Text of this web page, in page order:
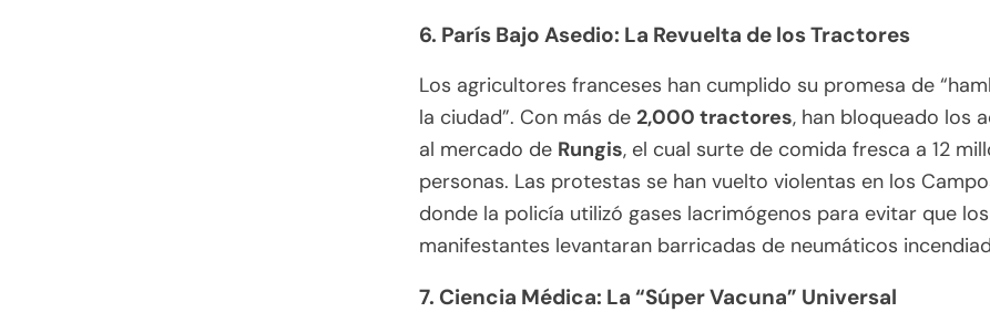
6. París Bajo Asedio: La Revuelta de los Tractores
Los agricultores franceses han cumplido su promesa de
la ciudad”. Con más de 2,000 tractores, han bloqueado los
al mercado de Rungis, el cual surte de comida fresca a 12
personas. Las protestas se han vuelto violentas en los
donde la policía utilizó gases lacrimógenos para evitar que los
manifestantes levantaran barricadas de neumáticos
7. Ciencia Médica: La “Súper Vacuna” Universal